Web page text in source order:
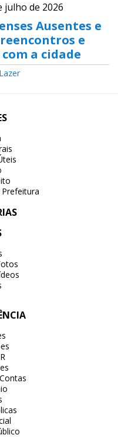
julho de 2026
Ausentes e
e
a cidade